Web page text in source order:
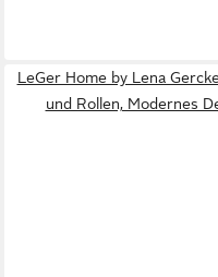
LeGer Home by Lena
und Rollen, Modernes